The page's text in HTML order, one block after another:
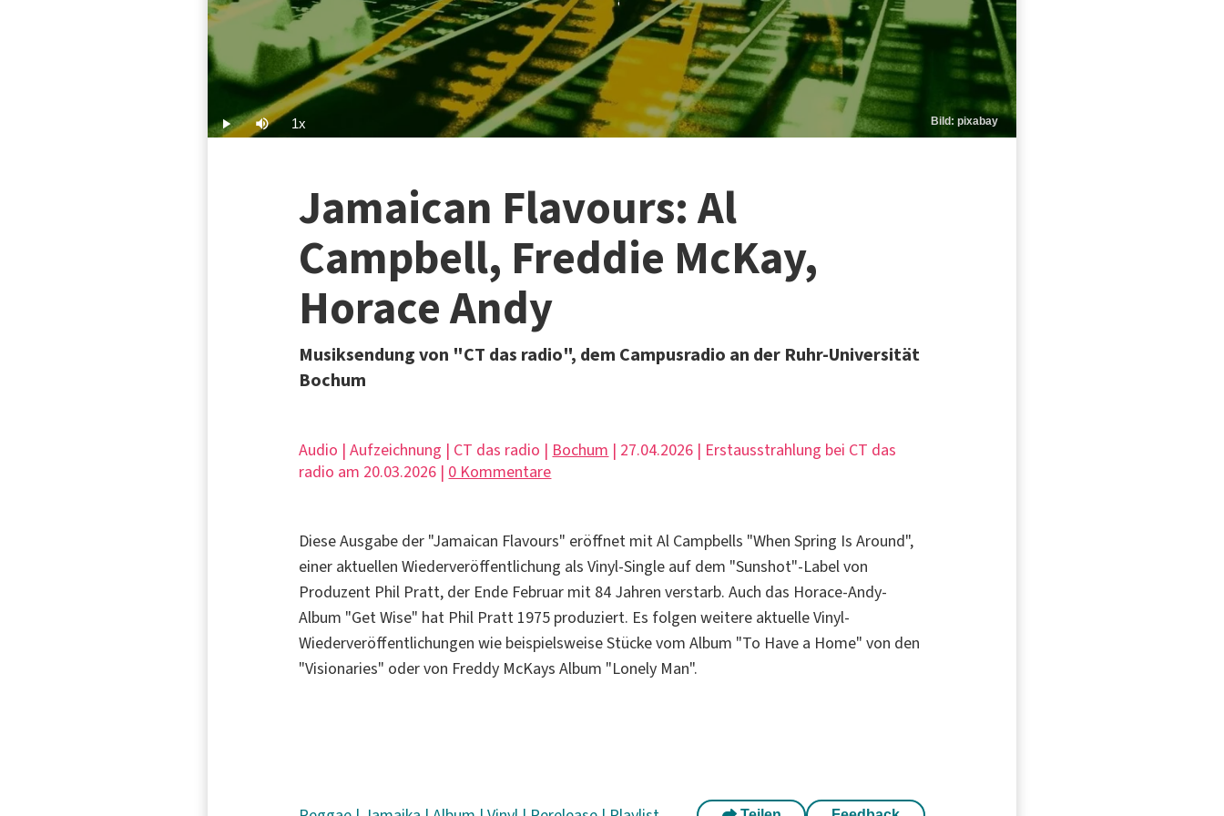
Play Mute 1xPlayback
Rate
Bild: pixabay
Jamaican Flavours: Al
Campbell, Freddie McKay,
Horace Andy
Musiksendung von "CT das radio", dem Campusradio an der Ruhr-Universität
Bochum
Audio | Aufzeichnung | CT das radio | Bochum | 27.04.2026 | Erstausstrahlung bei CT das
radio am 20.03.2026 | 0 Kommentare
Diese Ausgabe der "Jamaican Flavours" eröffnet mit Al Campbells "When Spring Is Around",
einer aktuellen Wiederveröffentlichung als Vinyl-Single auf dem "Sunshot"-Label von
Produzent Phil Pratt, der Ende Februar mit 84 Jahren verstarb. Auch das Horace-Andy-
Album "Get Wise" hat Phil Pratt 1975 produziert. Es folgen weitere aktuelle Vinyl-
Wiederveröffentlichungen wie beispielsweise Stücke vom Album "To Have a Home" von den
"Visionaries" oder von Freddy McKays Album "Lonely Man".